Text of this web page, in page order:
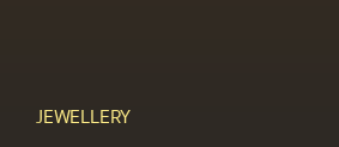
JEWELLERY